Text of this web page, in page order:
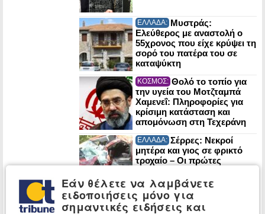
ΕΛΛΑΔΑ: Μυστράς:
Ελεύθερος με αναστολή ο
55χρονος που είχε κρύψει τη
σορό του πατέρα του σε
καταψύκτη
ΚΟΣΜΟΣ: Θολό το τοπίο για
την υγεία του Μοτζταμπά
Χαμενεΐ: Πληροφορίες για
κρίσιμη κατάσταση και
απομόνωση στη Τεχεράνη
ΕΛΛΑΔΑ: Σέρρες: Νεκροί
μητέρα και γιος σε φρικτό
τροχαίο – Οι πρώτες
πραγματογνώμονα
ΠΟΛΙΤΙΚΗ:
ΠΑΣΟΚ: Έκθεση-
κόλαφος του ΟΟΣΑ διαλύει
Εάν θέλετε να λαμβάνετε
ειδοποιήσεις μόνο για
σημαντικές ειδήσεις και